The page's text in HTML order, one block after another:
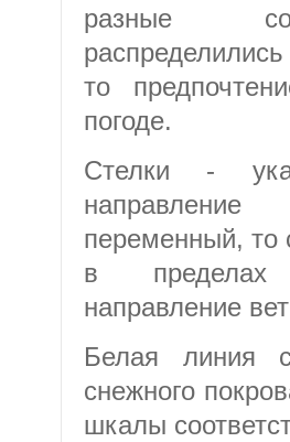
разные
то
погоде.
Стелки -
переменный, то
в пределах
направление
Белая линия
снежного
шкалы